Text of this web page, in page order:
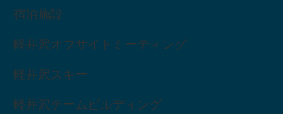
宿泊施設
軽井沢オフサイトミーティング
軽井沢スキー
軽井沢チームビルディング